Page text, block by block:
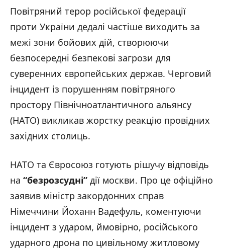
Повітряний терор російської федерації
проти України дедалі частіше виходить за
межі зони бойових дій, створюючи
безпосередні безпекові загрози для
суверенних європейських держав. Черговий
інцидент із порушенням повітряного
простору Північноатлантичного альянсу
(НАТО) викликав жорстку реакцію провідних
західних столиць.
НАТО та Євросоюз готують рішучу відповідь
на “безрозсудні” дії москви. Про це офіційно
заявив міністр закордонних справ
Німеччини Йоханн Вадефуль, коментуючи
інцидент з ударом, ймовірно, російського
ударного дрона по цивільному житловому